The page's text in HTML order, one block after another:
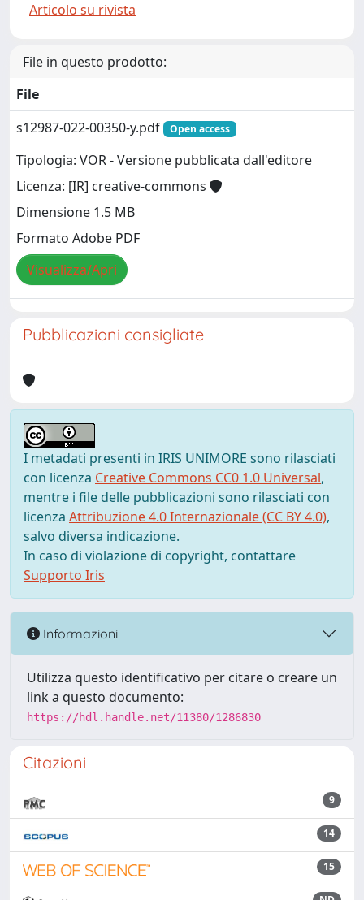
Articolo su rivista
File in questo prodotto:
File
s12987-022-00350-y.pdf
Open access
Tipologia: VOR - Versione pubblicata dall'editore
Licenza: [IR] creative-commons
Dimensione 1.5 MB
Formato Adobe PDF
Visualizza/Apri
Pubblicazioni consigliate
I metadati presenti in IRIS UNIMORE sono rilasciati
con licenza Creative Commons CC0 1.0 Universal,
mentre i file delle pubblicazioni sono rilasciati con
licenza Attribuzione 4.0 Internazionale (CC BY 4.0),
salvo diversa indicazione.
In caso di violazione di copyright, contattare
Supporto Iris
Informazioni
Utilizza questo identificativo per citare o creare un
link a questo documento:
https://hdl.handle.net/11380/1286830
Citazioni
9
14
15